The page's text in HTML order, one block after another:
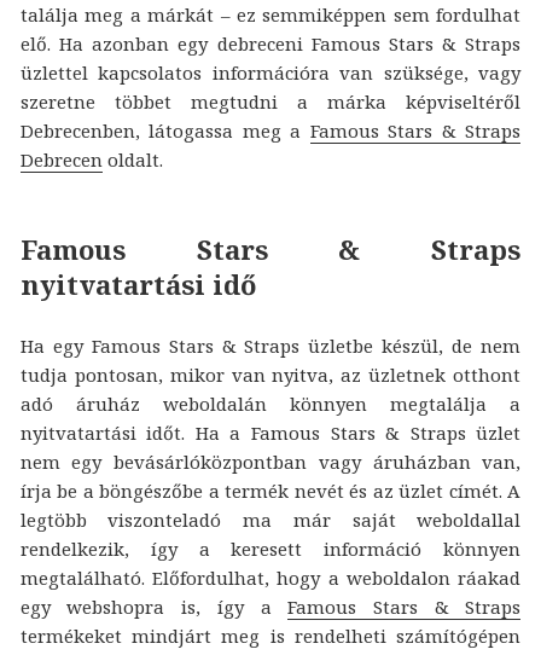
találja meg a márkát – ez semmiképpen sem fordulhat
elő. Ha azonban egy debreceni Famous Stars & Straps
üzlettel kapcsolatos információra van szüksége, vagy
szeretne többet megtudni a márka képviseltéről
Debrecenben, látogassa meg a Famous Stars & Straps
Debrecen oldalt.
Famous Stars & Straps
nyitvatartási idő
Ha egy Famous Stars & Straps üzletbe készül, de nem
tudja pontosan, mikor van nyitva, az üzletnek otthont
adó áruház weboldalán könnyen megtalálja a
nyitvatartási időt. Ha a Famous Stars & Straps üzlet
nem egy bevásárlóközpontban vagy áruházban van,
írja be a böngészőbe a termék nevét és az üzlet címét. A
legtöbb viszonteladó ma már saját weboldallal
rendelkezik, így a keresett információ könnyen
megtalálható. Előfordulhat, hogy a weboldalon ráakad
egy webshopra is, így aFamous Stars & Straps
termékeket mindjárt meg is rendelheti számítógépen